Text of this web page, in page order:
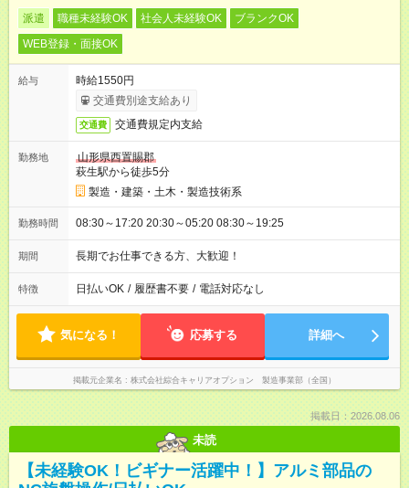
派遣 職種未経験OK 社会人未経験OK
ブランクOK
WEB登録・面接OK
給与
時給1550円
交通費別途支給あり
交通費 交通費規定内支給
勤務地
山形県西置賜郡
萩生駅から徒歩5分
製造・建築・土木・製造技術系
勤務時間 08:30～17:20 20:30～05:20 08:30～19:25
期間 長期でお仕事できる方、大歓迎！
特徴 日払いOK / 履歴書不要 / 電話対応なし
気になる！ 応募する 詳細へ
掲載元企業名 株式会社綜合キャリアオプション 製造事業部（全国）
掲載日：2026.08.06
未読
【未経験OK！ビギナー活躍中！】アルミ部品の